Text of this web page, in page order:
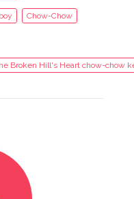
Chow-Chow
Broken Hill's Heart chow-chow